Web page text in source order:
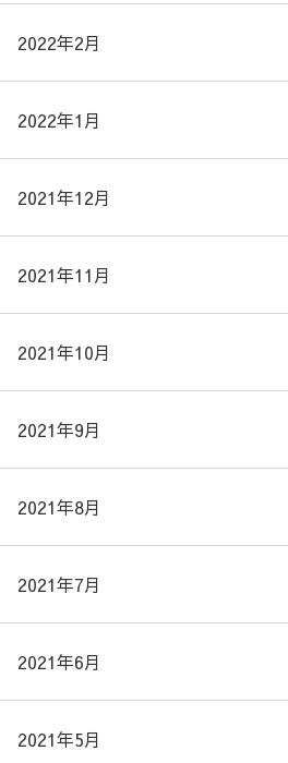
2022年2月
2022年1月
2021年12月
2021年11月
2021年10月
2021年9月
2021年8月
2021年7月
2021年6月
2021年5月